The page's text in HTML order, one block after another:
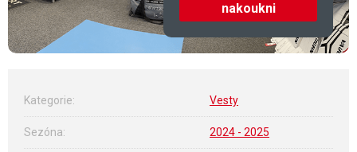
nakoukni
Kategorie: Vesty
Sezóna: 2024 - 2025